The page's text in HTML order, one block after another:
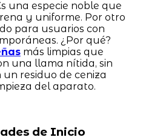
una especie noble que
y uniforme. Por otro
para usuarios con
¿Por qué?
más limpias que
una llama nítida, sin
residuo de ceniza
del aparato.
de Inicio